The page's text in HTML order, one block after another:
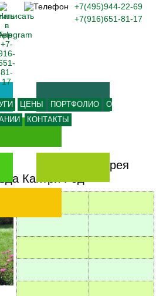
Спирея
Кантри Ред
+7(495)944-22-69
+7(916)651-81-17
ЦЕНЫ ПОРТФОЛИО
О
КОНТАКТЫ